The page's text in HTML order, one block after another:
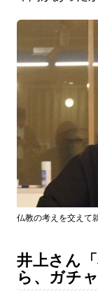
仏教の考えを交えて
井上さん
ら、ガチ